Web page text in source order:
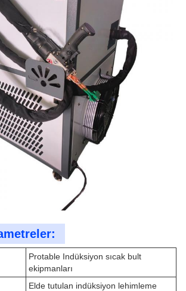
Protable Indüksiyon sıcak bult
ekipmanları
Elde tutulan indüksiyon lehimleme